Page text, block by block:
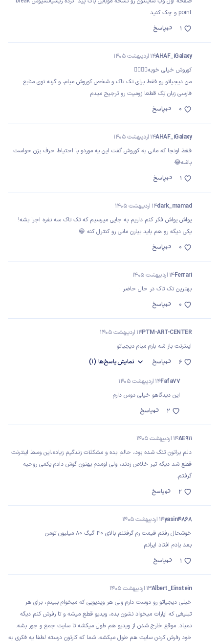
point و چک کنید
پاسخ
1
AHAF_iGalaxy14 اردیبهشت 1405
کوروش خیلی خوبه❤️‍🔥❤️‍🔥
من دیجیاتو رو فقط برای تک تاک و شخص کوروش میام، و گرنه توی منابع
فارسی زبان تِک قطعا زومیت رو ترجیح میدم
پاسخ
0
AHAF_iGalaxy14 اردیبهشت 1405
فقط اونجا که مانی به کوروش گفت این یه موردو با احتیاط حرف بزن حواست
باشه😂
پاسخ
1
dark_mamad14 اردیبهشت 1405
یواش یواش فکر کنم داریم به جایی میرسیم که تک تاک سه نفره اجرا بشه!
یکی دیگه رو هم باید بیارن مانی رو کنترل کنه 😁
پاسخ
0
Ferrari14 اردیبهشت 1405
بهترین تک تاک در حال حاضر :
پاسخ
0
PTM-ART-CENTER14 اردیبهشت 1405
اینترنت باز شه بازم میام دیجیاتو
پاسخ
نمایشپاسخ‌ها (1) 6
Fafa7714 اردیبهشت 1405
این دیدگاهو خیلی دوس دارم
پاسخ
2
AE91114 اردیبهشت 1405
دلم براتون تنگ شده بود، حالم بده و مشکلات زندگیم زیاده،این وسط اینترنت
قطع شد دیگه تیر خلاص زدند، ولی اومدم بهتون گوش دادم یکمی روحیه
گرفتم.
پاسخ
2
yasin486814 اردیبهشت 1405
خوشحال رفتم قیمت رم گرفتنم بالای 30 گیگ 80 میلیون تومن
بعد یادم افتاد ایرانم
پاسخ
1
Albert_Einstein13 اردیبهشت 1405
خیلی دیجیاتو رو دوست دارم ولی هر ویدیویی که میخوام ببینم، برای هر
تبلیغی که اپارات میخواد نشون بده، ویدیو قطع میشه و تا رفرش کنم دیگه
نمیاد. موقع خارج شدن از ویدیو هم طول میکشه تا سایت جمع و جور بشه.
خود رفرش کردن سایت هم طول میکشه. شما که کارتون درسته لطفا یه فکری به